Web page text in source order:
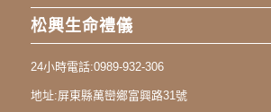
松興生命禮儀
24小時電話:0989-932-306
地址:屏東縣萬巒鄉富興路31號